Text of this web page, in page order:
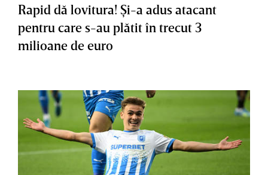
Rapid dă lovitura! Şi-a adus atacant
pentru care s-au plătit în trecut 3
milioane de euro